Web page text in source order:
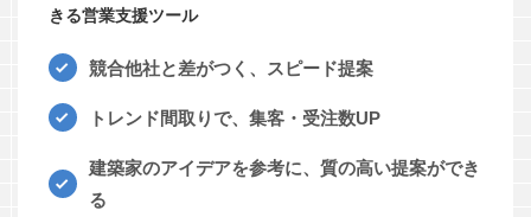
きる営業支援ツール
競合他社と差がつく、スピード提案
トレンド間取りで、集客・受注数UP
建築家のアイデアを参考に、質の高い提案ができ
る